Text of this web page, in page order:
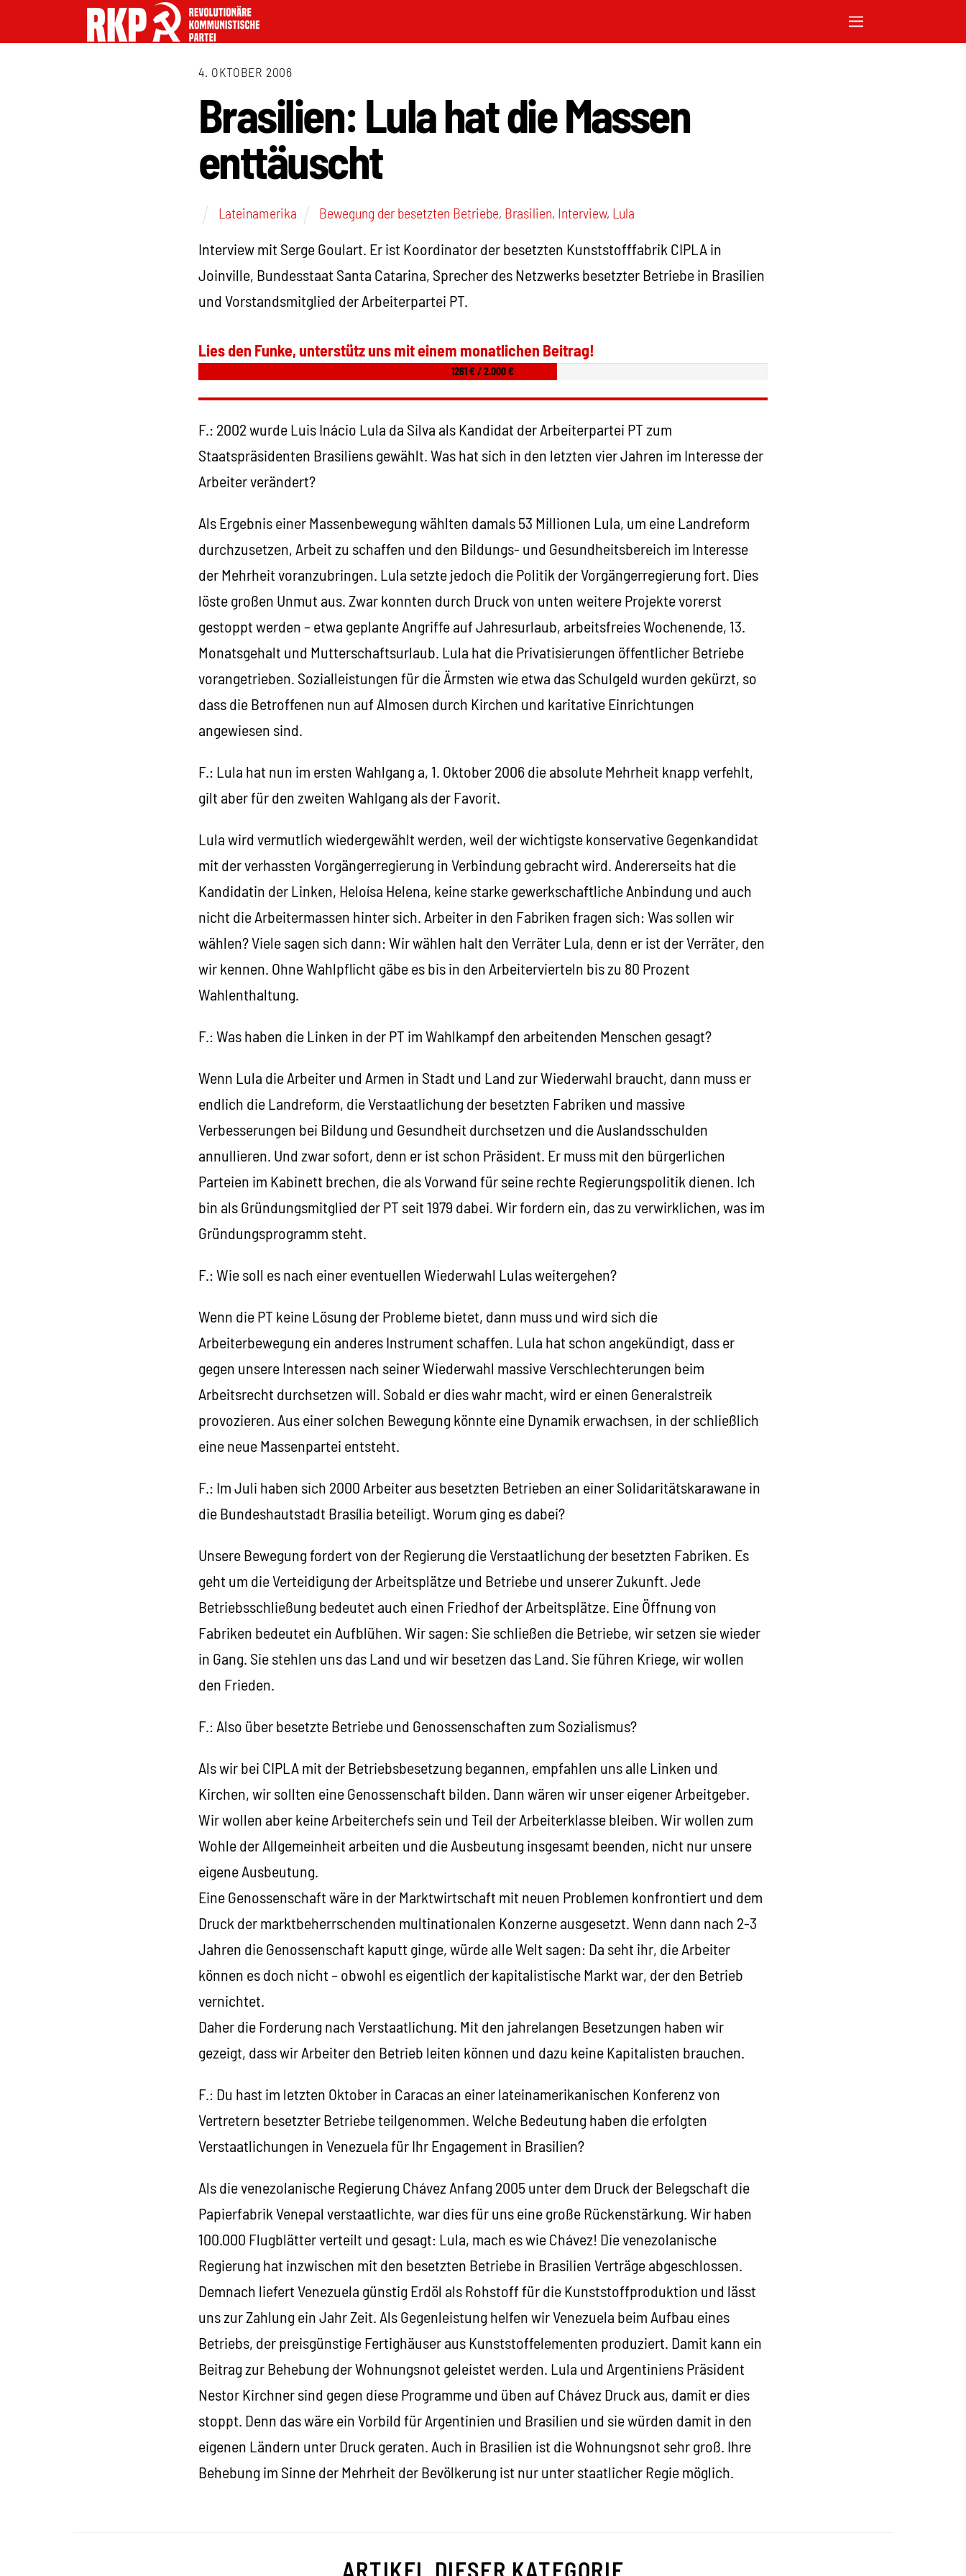
4. OKTOBER 2006
Brasilien: Lula hat die Massen
enttäuscht
Lateinamerika Bewegung der besetzten Betriebe, Brasilien, Interview, Lula
Interview mit Serge Goulart. Er ist Koordinator der besetzten Kunststofffabrik CIPLA in
Joinville, Bundesstaat Santa Catarina, Sprecher des Netzwerks besetzter Betriebe in Brasilien
und Vorstandsmitglied der Arbeiterpartei PT.
Lies den Funke, unterstütz uns mit einem monatlichen Beitrag!
1261 € / 2.000 €
F.: 2002 wurde Luis Inácio Lula da Silva als Kandidat der Arbeiterpartei PT zum
Staatspräsidenten Brasiliens gewählt. Was hat sich in den letzten vier Jahren im Interesse der
Arbeiter verändert?
Als Ergebnis einer Massenbewegung wählten damals 53 Millionen Lula, um eine Landreform
durchzusetzen, Arbeit zu schaffen und den Bildungs- und Gesundheitsbereich im Interesse
der Mehrheit voranzubringen. Lula setzte jedoch die Politik der Vorgängerregierung fort. Dies
löste großen Unmut aus. Zwar konnten durch Druck von unten weitere Projekte vorerst
gestoppt werden – etwa geplante Angriffe auf Jahresurlaub, arbeitsfreies Wochenende, 13.
Monatsgehalt und Mutterschaftsurlaub. Lula hat die Privatisierungen öffentlicher Betriebe
vorangetrieben. Sozialleistungen für die Ärmsten wie etwa das Schulgeld wurden gekürzt, so
dass die Betroffenen nun auf Almosen durch Kirchen und karitative Einrichtungen
angewiesen sind.
F.: Lula hat nun im ersten Wahlgang a, 1. Oktober 2006 die absolute Mehrheit knapp verfehlt,
gilt aber für den zweiten Wahlgang als der Favorit.
Lula wird vermutlich wiedergewählt werden, weil der wichtigste konservative Gegenkandidat
mit der verhassten Vorgängerregierung in Verbindung gebracht wird. Andererseits hat die
Kandidatin der Linken, Heloísa Helena, keine starke gewerkschaftliche Anbindung und auch
nicht die Arbeitermassen hinter sich. Arbeiter in den Fabriken fragen sich: Was sollen wir
wählen? Viele sagen sich dann: Wir wählen halt den Verräter Lula, denn er ist der Verräter, den
wir kennen. Ohne Wahlpflicht gäbe es bis in den Arbeitervierteln bis zu 80 Prozent
Wahlenthaltung.
F.: Was haben die Linken in der PT im Wahlkampf den arbeitenden Menschen gesagt?
Wenn Lula die Arbeiter und Armen in Stadt und Land zur Wiederwahl braucht, dann muss er
endlich die Landreform, die Verstaatlichung der besetzten Fabriken und massive
Verbesserungen bei Bildung und Gesundheit durchsetzen und die Auslandsschulden
annullieren. Und zwar sofort, denn er ist schon Präsident. Er muss mit den bürgerlichen
Parteien im Kabinett brechen, die als Vorwand für seine rechte Regierungspolitik dienen. Ich
bin als Gründungsmitglied der PT seit 1979 dabei. Wir fordern ein, das zu verwirklichen, was im
Gründungsprogramm steht.
F.: Wie soll es nach einer eventuellen Wiederwahl Lulas weitergehen?
Wenn die PT keine Lösung der Probleme bietet, dann muss und wird sich die
Arbeiterbewegung ein anderes Instrument schaffen. Lula hat schon angekündigt, dass er
gegen unsere Interessen nach seiner Wiederwahl massive Verschlechterungen beim
Arbeitsrecht durchsetzen will. Sobald er dies wahr macht, wird er einen Generalstreik
provozieren. Aus einer solchen Bewegung könnte eine Dynamik erwachsen, in der schließlich
eine neue Massenpartei entsteht.
F.: Im Juli haben sich 2000 Arbeiter aus besetzten Betrieben an einer Solidaritätskarawane in
die Bundeshautstadt Brasília beteiligt. Worum ging es dabei?
Unsere Bewegung fordert von der Regierung die Verstaatlichung der besetzten Fabriken. Es
geht um die Verteidigung der Arbeitsplätze und Betriebe und unserer Zukunft. Jede
Betriebsschließung bedeutet auch einen Friedhof der Arbeitsplätze. Eine Öffnung von
Fabriken bedeutet ein Aufblühen. Wir sagen: Sie schließen die Betriebe, wir setzen sie wieder
in Gang. Sie stehlen uns das Land und wir besetzen das Land. Sie führen Kriege, wir wollen
den Frieden.
F.: Also über besetzte Betriebe und Genossenschaften zum Sozialismus?
Als wir bei CIPLA mit der Betriebsbesetzung begannen, empfahlen uns alle Linken und
Kirchen, wir sollten eine Genossenschaft bilden. Dann wären wir unser eigener Arbeitgeber.
Wir wollen aber keine Arbeiterchefs sein und Teil der Arbeiterklasse bleiben. Wir wollen zum
Wohle der Allgemeinheit arbeiten und die Ausbeutung insgesamt beenden, nicht nur unsere
eigene Ausbeutung.
Eine Genossenschaft wäre in der Marktwirtschaft mit neuen Problemen konfrontiert und dem
Druck der marktbeherrschenden multinationalen Konzerne ausgesetzt. Wenn dann nach 2-3
Jahren die Genossenschaft kaputt ginge, würde alle Welt sagen: Da seht ihr, die Arbeiter
können es doch nicht – obwohl es eigentlich der kapitalistische Markt war, der den Betrieb
vernichtet.
Daher die Forderung nach Verstaatlichung. Mit den jahrelangen Besetzungen haben wir
gezeigt, dass wir Arbeiter den Betrieb leiten können und dazu keine Kapitalisten brauchen.
F.: Du hast im letzten Oktober in Caracas an einer lateinamerikanischen Konferenz von
Vertretern besetzter Betriebe teilgenommen. Welche Bedeutung haben die erfolgten
Verstaatlichungen in Venezuela für Ihr Engagement in Brasilien?
Als die venezolanische Regierung Chávez Anfang 2005 unter dem Druck der Belegschaft die
Papierfabrik Venepal verstaatlichte, war dies für uns eine große Rückenstärkung. Wir haben
100.000 Flugblätter verteilt und gesagt: Lula, mach es wie Chávez! Die venezolanische
Regierung hat inzwischen mit den besetzten Betriebe in Brasilien Verträge abgeschlossen.
Demnach liefert Venezuela günstig Erdöl als Rohstoff für die Kunststoffproduktion und lässt
uns zur Zahlung ein Jahr Zeit. Als Gegenleistung helfen wir Venezuela beim Aufbau eines
Betriebs, der preisgünstige Fertighäuser aus Kunststoffelementen produziert. Damit kann ein
Beitrag zur Behebung der Wohnungsnot geleistet werden. Lula und Argentiniens Präsident
Nestor Kirchner sind gegen diese Programme und üben auf Chávez Druck aus, damit er dies
stoppt. Denn das wäre ein Vorbild für Argentinien und Brasilien und sie würden damit in den
eigenen Ländern unter Druck geraten. Auch in Brasilien ist die Wohnungsnot sehr groß. Ihre
Behebung im Sinne der Mehrheit der Bevölkerung ist nur unter staatlicher Regie möglich.
ARTIKEL DIESER KATEGORIE